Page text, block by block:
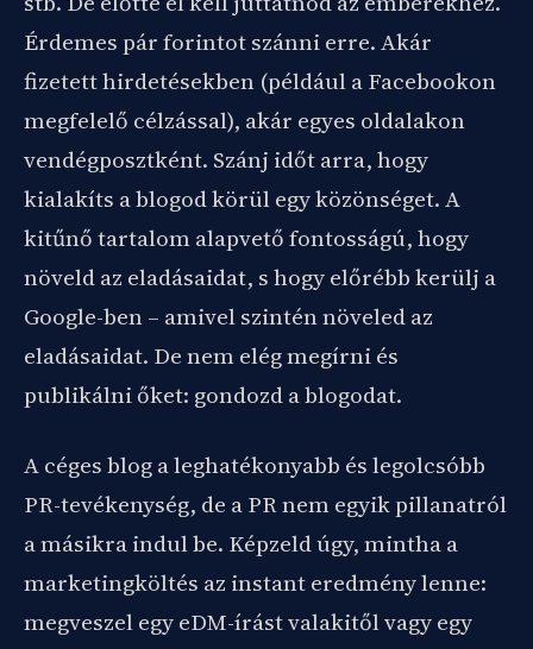
Érdemes pár forintot szánni erre. Akár
fizetett hirdetésekben (például a Facebookon
megfelelő célzással), akár egyes oldalakon
vendégposztként. Szánj időt arra, hogy
kialakíts a blogod körül egy közönséget. A
kitűnő tartalom alapvető fontosságú, hogy
növeld az eladásaidat, s hogy előrébb kerülj a
Google-ben – amivel szintén növeled az
eladásaidat. De nem elég megírni és
publikálni őket: gondozd a blogodat.
A céges blog a leghatékonyabb és legolcsóbb
PR-tevékenység, de a PR nem egyik pillanatról
a másikra indul be. Képzeld úgy, mintha a
marketingköltés az instant eredmény lenne:
megveszel egy eDM-írást valakitől vagy egy